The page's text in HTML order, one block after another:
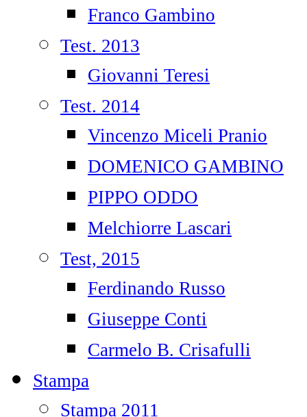
Franco Gambino
Test. 2013
Giovanni Teresi
Test. 2014
Vincenzo Miceli Pranio
DOMENICO GAMBINO
PIPPO ODDO
Melchiorre Lascari
Test, 2015
Ferdinando Russo
Giuseppe Conti
Carmelo B. Crisafulli
Stampa
Stampa 2011